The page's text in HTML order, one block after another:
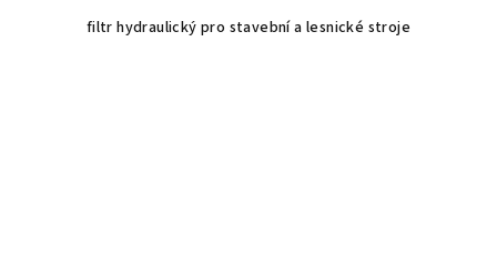
filtr hydraulický pro stavební a lesnické stroje